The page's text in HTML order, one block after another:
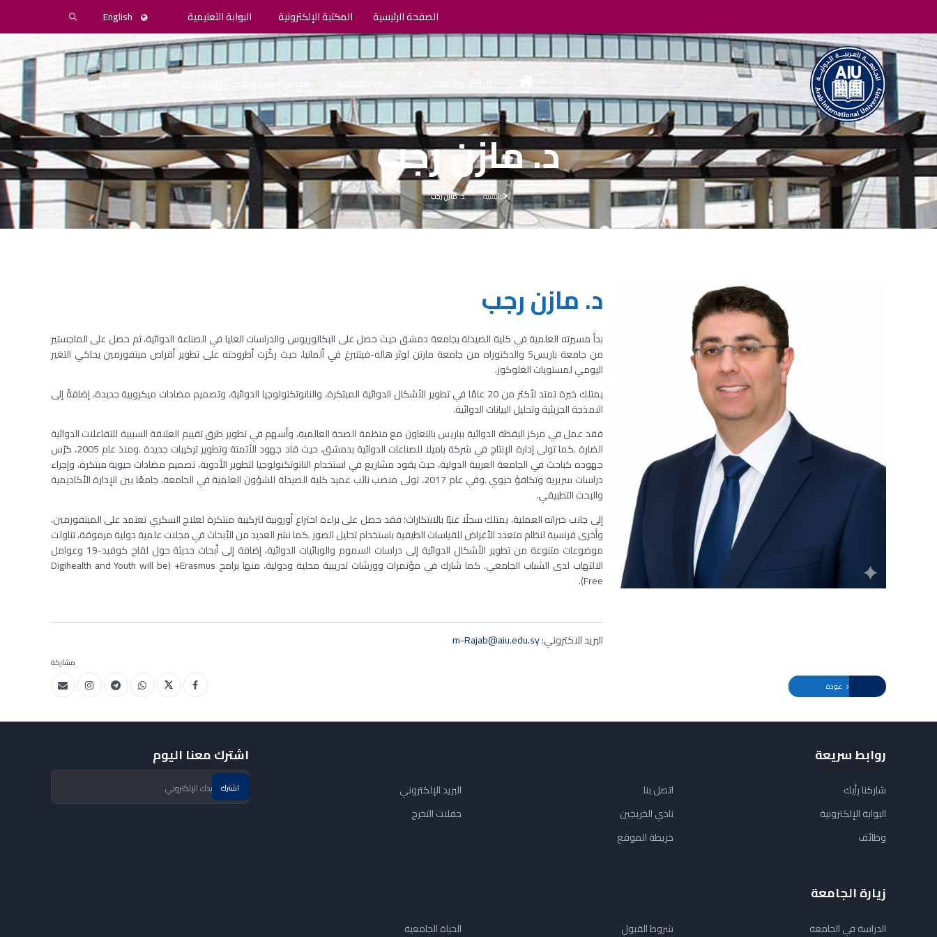
الصفحة الرئيسية المكتبة الإلكترونية البوابة التعليمية English
طاقم الباحثين
د. مازن رجب
الرئيسية د. مازن رجب
د. مازن رجب
بدأ مسيرته العلمية في كلية الصيدلة بجامعة دمشق حيث حصل على البكالوريوس والدراسات العليا في الصناعة الدوائية، ثم حصل على الماجستير
من جامعة باريس5 والدكتوراه من جامعة مارتن لوثر هاله-فيتنبرغ في ألمانيا، حيث ركّزت أطروحته على تطوير أقراص ميتفورمين يحاكي التغير
اليومي لمستويات الغلوكوز.
يمتلك خبرة تمتد لأكثر من 20 عامًا في تطوير الأشكال الدوائية المبتكرة، والنانوتكنولوجيا الدوائية، وتصميم مضادات ميكروبية جديدة، إضافةً إلى
النمذجة الجزيئية وتحليل البيانات الدوائية.
فقد عمل في مركز اليقظة الدوائية بباريس بالتعاون مع منظمة الصحة العالمية، وأسهم في تطوير طرق تقييم العلاقة السببية للتفاعلات الدوائية
الضارة.كما تولى إدارة الإنتاج في شركة باميلا للصناعات الدوائية بدمشق، حيث قاد جهود الأتمتة وتطوير تركيبات جديدة.ومنذ عام 2005، كرّس
جهوده كباحث في الجامعة العربية الدولية، حيث يقود مشاريع في استخدام النانوتكنولوجيا لتطوير الأدوية، تصميم مضادات حيوية مبتكرة، وإجراء
دراسات سريرية وتكافؤ حيوي.وفي عام 2017، تولى منصب نائب عميد كلية الصيدلة للشؤون العلمية في الجامعة، جامعًا بين الإدارة الأكاديمية
والبحث التطبيقي.
إلى جانب خبراته العملية، يمتلك سجلًا غنيًا بالابتكارات؛ فقد حصل على براءة اختراع أوروبية لتركيبة مبتكرة لعلاج السكري تعتمد على الميتفورمين،
وأخرى فرنسية لنظام متعدد الأغراض للقياسات الطيفية باستخدام تحليل الصور.كما نشر العديد من الأبحاث في مجلات علمية دولية مرموقة، تناولت
موضوعات متنوعة من تطوير الأشكال الدوائية إلى دراسات السموم والوبائيات الدوائية، إضافة إلى أبحاث حديثة حول لقاح كوفيد-19 وعوامل
الالتهاب لدى الشباب الجامعي. كما شارك في مؤتمرات وورشات تدريبية محلية ودولية، منها برامج Erasmus
+ (
Digihealth and Youth will be
Free
).
البريد الاكتروني:m-Rajab@aiu.edu.sy
مشاركة
روابط سريعة
شاركنا رأيك
البوابة الإلكترونية
وظائف
اتصل بنا
نادي الخريجين
خريطة الموقع
البريد الإلكتروني
حفلات التخرج
زيارة الجامعة
الدراسة في الجامعة شروط القبول الحياة الجامعية
اشترك معنا اليوم